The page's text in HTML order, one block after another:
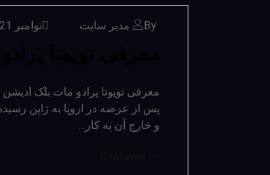
By مدیر سایت نوامبر 21, 2022
پس از عرضه در اروپا به ژاپن
و خارج آن به کار…